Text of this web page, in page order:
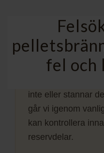
Felsökning
vanliga fel
FELSÖKNINGSGUIDE
fel och
inte eller stannar
går vi igenom
kan kontrollera
reservdelar.